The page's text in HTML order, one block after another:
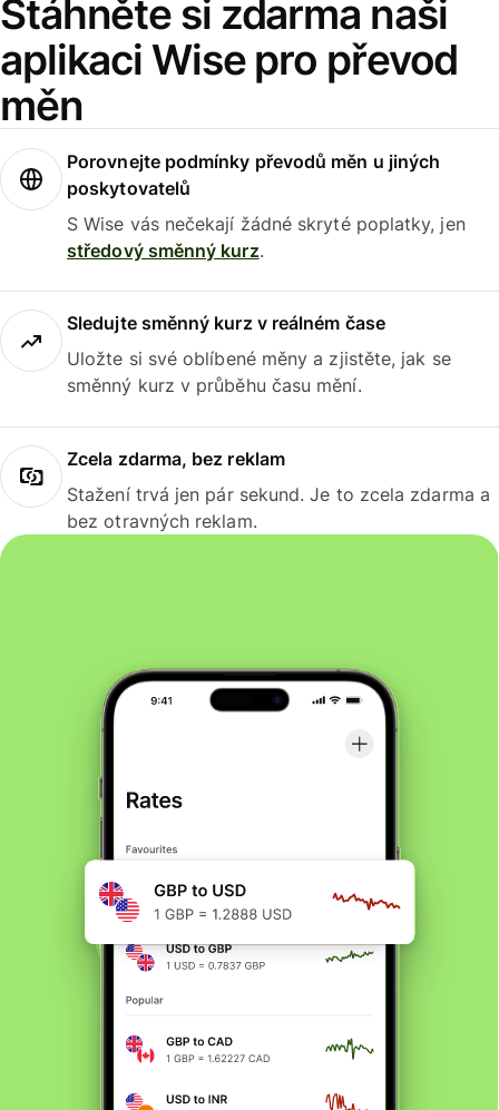
Stáhněte si zdarma naši
aplikaci Wise pro převod
měn
Porovnejte podmínky převodů měn u jiných
poskytovatelů
S Wise vás nečekají žádné skryté poplatky, jen
středový směnný kurz.
Sledujte směnný kurz v reálném čase
Uložte si své oblíbené měny a zjistěte, jak se
směnný kurz v průběhu času mění.
Zcela zdarma, bez reklam
Stažení trvá jen pár sekund. Je to zcela zdarma a
bez otravných reklam.